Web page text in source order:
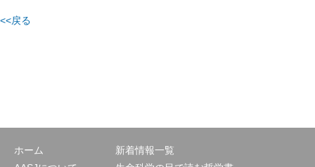
<<戻る
ホーム
新着情報一覧